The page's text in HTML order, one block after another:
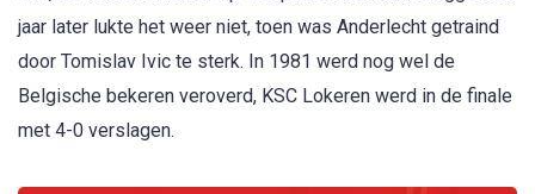
jaar later lukte het weer niet, toen was Anderlecht getraind
door Tomislav Ivic te sterk. In 1981 werd nog wel de
Belgische bekeren veroverd, KSC Lokeren werd in de finale
met 4-0 verslagen.